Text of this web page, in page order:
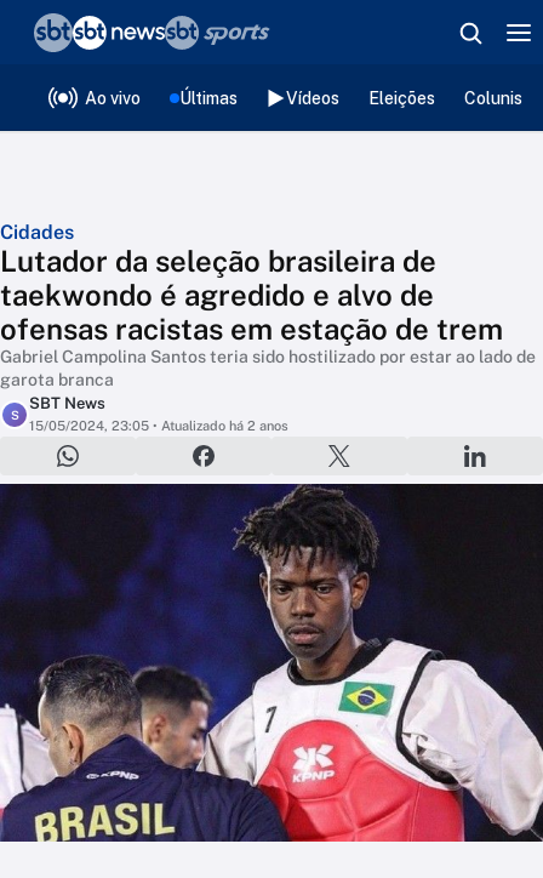
Ao vivo Últimas Vídeos Eleições
Cidades
Lutador da seleção brasileira de
taekwondo é agredido e alvo de
ofensas racistas em estação de trem
Gabriel Campolina Santos teria sido hostilizado por estar ao lado de
garota branca
S
SBT News
15/05/2024, 23:05 • Atualizado há 2 anos
❮voltar
Editorias